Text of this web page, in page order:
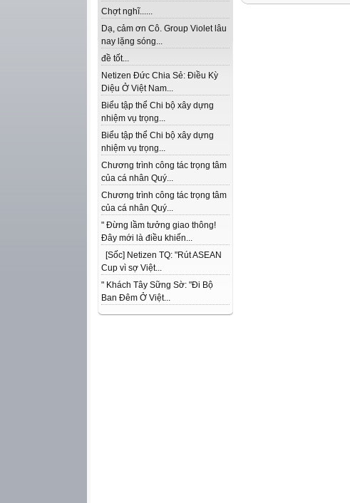
Chợt nghĩ......
Dạ, cảm ơn Cô. Group Violet lâu
nay lặng sóng...
đề tốt...
Netizen Đức Chia Sẻ: Điều Kỳ
Diệu Ở Việt Nam...
Biểu tập thể Chi bộ xây dựng
nhiệm vụ trọng...
Biểu tập thể Chi bộ xây dựng
nhiệm vụ trọng...
Chương trình công tác trọng tâm
của cá nhân Quý...
Chương trình công tác trọng tâm
của cá nhân Quý...
" Đừng lầm tưởng giao thông!
Đây mới là điều khiến...
[Sốc] Netizen TQ: "Rút ASEAN
Cup vì sợ Việt...
" Khách Tây Sững Sờ: "Đi Bộ
Ban Đêm Ở Việt...